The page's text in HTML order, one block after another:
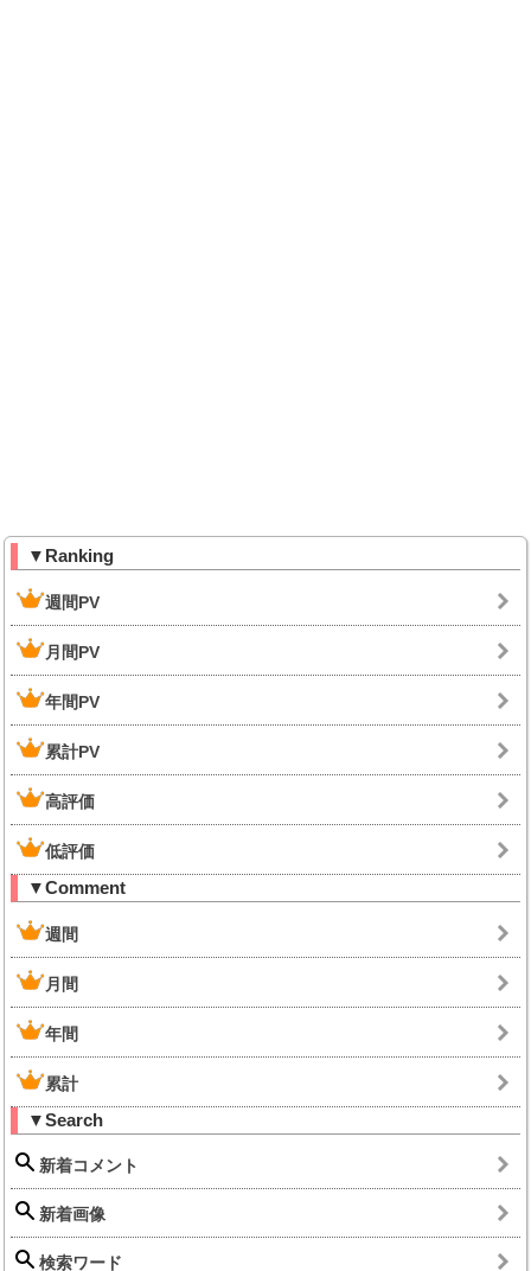
▼Ranking
週間PV
月間PV
年間PV
累計PV
高評価
低評価
▼Comment
週間
月間
年間
累計
▼Search
新着コメント
新着画像
検索ワード